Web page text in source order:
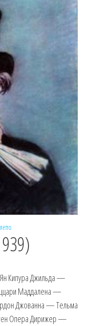
Кипура Джильда —
Маддалена —
Джованна — Тельма
Опера Дирижер —